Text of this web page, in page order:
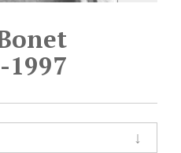
1997